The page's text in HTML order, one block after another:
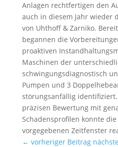
Anlagen rechtfertigen den
auch in diesem Jahr wieder
von Uhthoff & Zarniko.
begannen die
proaktiven
Maschinen der
schwingungsdiagnostisch
Pumpen und 3
störungsanfällig
präzisen Bewertung mit
Schadensprofilen konnte
vorgegebenen Zeitfenster
← vorheriger Beitrag